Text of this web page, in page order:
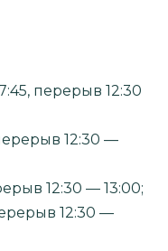
перерыв 12:30
12:30 —
12:30 — 13:00;
12:30 —